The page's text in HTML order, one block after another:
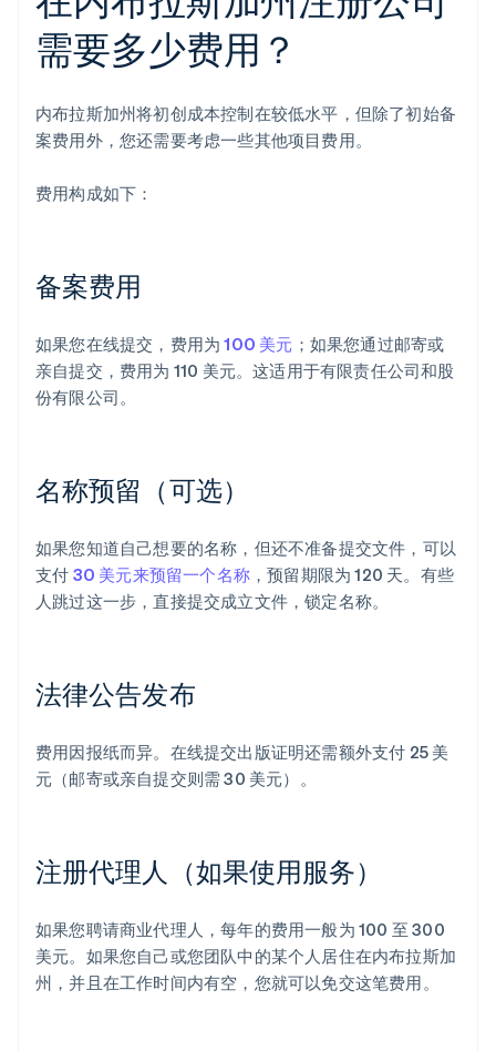
需要多少费用？
内布拉斯加州将初创成本控制在较低水平，但除了初始备
案费用外，您还需要考虑一些其他项目费用。
费用构成如下：
备案费用
如果您在线提交，费用为100 美元 ；如果您通过邮寄或
亲自提交，费用为 110 美元。这适用于有限责任公司和股
份有限公司。
名称预留（可选）
如果您知道自己想要的名称，但还不准备提交文件，可以
支付 30 美元来预留一个名称 ，预留期限为 120 天。有些
人跳过这一步，直接提交成立文件，锁定名称。
法律公告发布
费用因报纸而异。在线提交出版证明还需额外支付 25 美
元（邮寄或亲自提交则需 30 美元）。
注册代理人（如果使用服务）
如果您聘请商业代理人，每年的费用一般为 100 至 300
美元。如果您自己或您团队中的某个人居住在内布拉斯加
州，并且在工作时间内有空，您就可以免交这笔费用。